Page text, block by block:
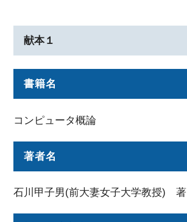
献本１
書籍名
コンピュータ概論
著者名
石川甲子男(前大妻女子大学教授) 著